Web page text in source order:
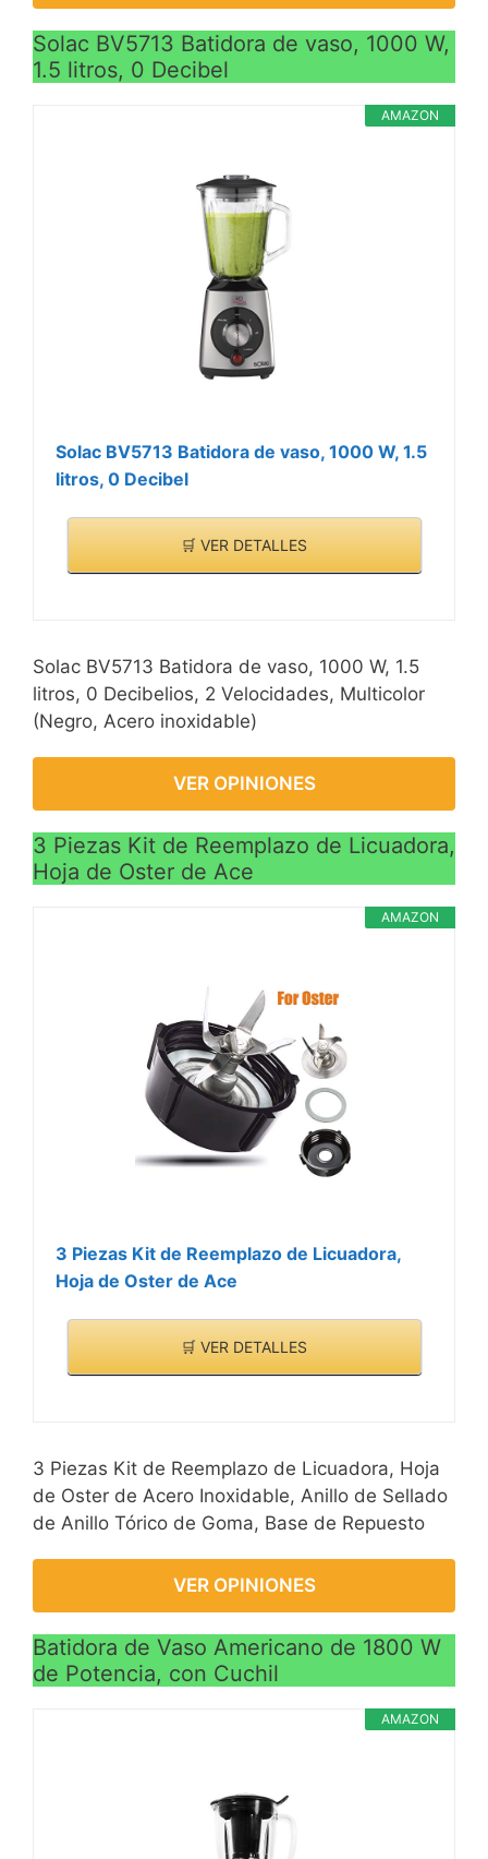
Solac BV5713 Batidora de vaso, 1000 W,
1.5 litros, 0 Decibel
AMAZON
Solac BV5713 Batidora de vaso, 1000 W, 1.5
litros, 0 Decibel
🛒 VER DETALLES
Solac BV5713 Batidora de vaso, 1000 W, 1.5
litros, 0 Decibelios, 2 Velocidades, Multicolor
(Negro, Acero inoxidable)
VER OPINIONES
3 Piezas Kit de Reemplazo de Licuadora,
Hoja de Oster de Ace
AMAZON
3 Piezas Kit de Reemplazo de Licuadora,
Hoja de Oster de Ace
🛒 VER DETALLES
3 Piezas Kit de Reemplazo de Licuadora, Hoja
de Oster de Acero Inoxidable, Anillo de Sellado
de Anillo Tórico de Goma, Base de Repuesto
VER OPINIONES
Batidora de Vaso Americano de 1800 W
de Potencia, con Cuchil
AMAZON